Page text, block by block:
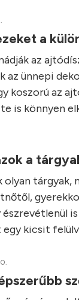
a
az
az ünnepi
koszorú az
is könnyen
a
olyan
kicsit